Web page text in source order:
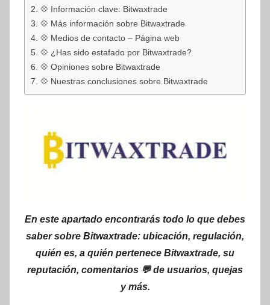
💠 Información clave: Bitwaxtrade
💠 Más información sobre Bitwaxtrade
💠 Medios de contacto – Página web
💠 ¿Has sido estafado por Bitwaxtrade?
💠 Opiniones sobre Bitwaxtrade
💠 Nuestras conclusiones sobre Bitwaxtrade
En este apartado encontrarás todo lo que debes
saber sobre Bitwaxtrade: ubicación, regulación,
quién es, a quién pertenece Bitwaxtrade, su
reputación, comentarios 💬 de usuarios, quejas
y más.